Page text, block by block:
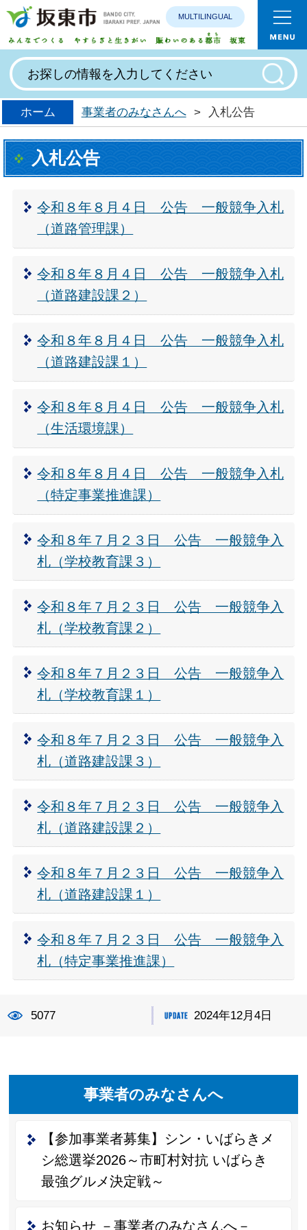
みんなで
MULTILINGUAL
ホーム 事業者のみなさんへ > 入札公告
入札公告
令和８年８月４日 公告 一般競争入札
（道路管理課）
令和８年８月４日 公告 一般競争入札
（道路建設課２）
令和８年８月４日 公告 一般競争入札
（道路建設課１）
令和８年８月４日 公告 一般競争入札
（生活環境課）
令和８年８月４日 公告 一般競争入札
（特定事業推進課）
令和８年７月２３日 公告 一般競争入
札（学校教育課３）
令和８年７月２３日 公告 一般競争入
札（学校教育課２）
令和８年７月２３日 公告 一般競争入
札（学校教育課１）
令和８年７月２３日 公告 一般競争入
札（道路建設課３）
令和８年７月２３日 公告 一般競争入
札（道路建設課２）
令和８年７月２３日 公告 一般競争入
札（道路建設課１）
令和８年７月２３日 公告 一般競争入
札（特定事業推進課）
5077 2024年12月4日
事業者のみなさんへ
【参加事業者募集】シン・いばらきメ
シ総選挙2026～市町村対抗 いばらき
最強グルメ決定戦～
お知らせ －事業者のみなさんへ－